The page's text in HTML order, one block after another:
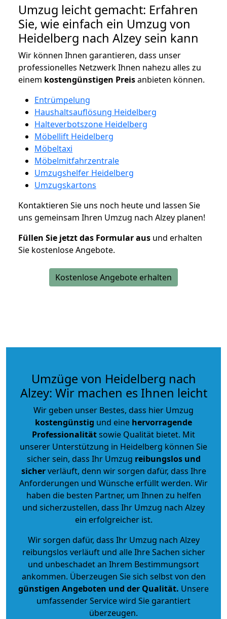
Umzug leicht gemacht: Erfahren
Sie, wie einfach ein Umzug von
Heidelberg nach Alzey sein kann
Wir können Ihnen garantieren, dass unser
professionelles Netzwerk Ihnen nahezu alles zu
einem kostengünstigen Preisanbieten können.
Entrümpelung
Haushaltsauflösung Heidelberg
Halteverbotszone Heidelberg
Möbellift Heidelberg
Möbeltaxi
Möbelmitfahrzentrale
Umzugshelfer Heidelberg
Umzugskartons
Kontaktieren Sie uns noch heute und lassen Sie
uns gemeinsam Ihren Umzug nach Alzey planen!
Füllen Sie jetzt das Formular aus und erhalten
Sie kostenlose Angebote.
Kostenlose Angebote erhalten
Umzüge von Heidelberg nach
Alzey: Wir machen es Ihnen leicht
Wir geben unser Bestes, dass hier Umzug
kostengünstig und eine hervorragende
Professionalitätsowie Qualität bietet. Mit
unserer Unterstützung in Heidelberg können Sie
sicher sein, dass Ihr Umzug reibungslos und
sicherverläuft, denn wir sorgen dafür, dass Ihre
Anforderungen und Wünsche erfüllt werden. Wir
haben die besten Partner, um Ihnen zu helfen
und sicherzustellen, dass Ihr Umzug nach Alzey
ein erfolgreicher ist.
Wir sorgen dafür, dass Ihr Umzug nach Alzey
reibungslos verläuft und alle Ihre Sachen sicher
und unbeschadet an Ihrem Bestimmungsort
ankommen. Überzeugen Sie sich selbst von den
günstigen Angeboten und der Qualität. Unsere
umfassender Service wird Sie garantiert
überzeugen.